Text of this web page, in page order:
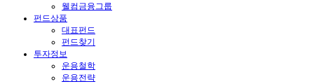
웰컴금융그룹
펀드상품
대표펀드
펀드찾기
투자정보
운용철학
운용전략